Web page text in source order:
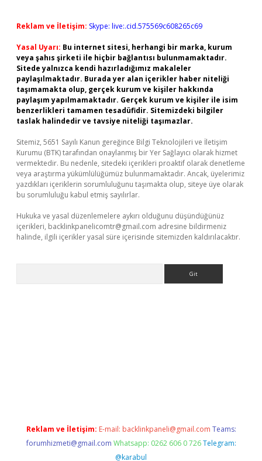
Reklam ve İletişim: Skype: live:.cid.575569c608265c69
Yasal Uyarı: Bu internet sitesi, herhangi bir marka, kurum
veya şahıs şirketi ile hiçbir bağlantısı bulunmamaktadır.
Sitede yalnızca kendi hazırladığımız makaleler
paylaşılmaktadır. Burada yer alan içerikler haber niteliği
taşımamakta olup, gerçek kurum ve kişiler hakkında
paylaşım yapılmamaktadır. Gerçek kurum ve kişiler ile isim
benzerlikleri tamamen tesadüfidir. Sitemizdeki bilgiler
taslak halindedir ve tavsiye niteliği taşımazlar.
Sitemiz, 5651 Sayılı Kanun gereğince Bilgi Teknolojileri ve İletişim
Kurumu (BTK) tarafından onaylanmış bir Yer Sağlayıcı olarak hizmet
vermektedir. Bu nedenle, sitedeki içerikleri proaktif olarak denetleme
veya araştırma yükümlülüğümüz bulunmamaktadır. Ancak, üyelerimiz
yazdıkları içeriklerin sorumluluğunu taşımakta olup, siteye üye olarak
bu sorumluluğu kabul etmiş sayılırlar.
Hukuka ve yasal düzenlemelere aykırı olduğunu düşündüğünüz
içerikleri, backlinkpanelicomtr@gmail.com adresine bildirmeniz
halinde, ilgili içerikler yasal süre içerisinde sitemizden kaldırılacaktır.
Reklam ve İletişim: E-mail: backlinkpaneli@gmail.com Teams:
forumhizmeti@gmail.com Whatsapp: 0262 606 0 726 Telegram:
@karabul